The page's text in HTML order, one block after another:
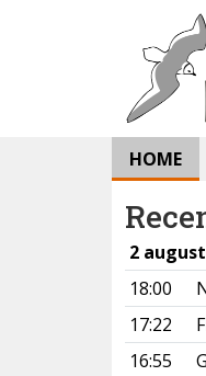
HOME
2
18:00
17:22
16:55